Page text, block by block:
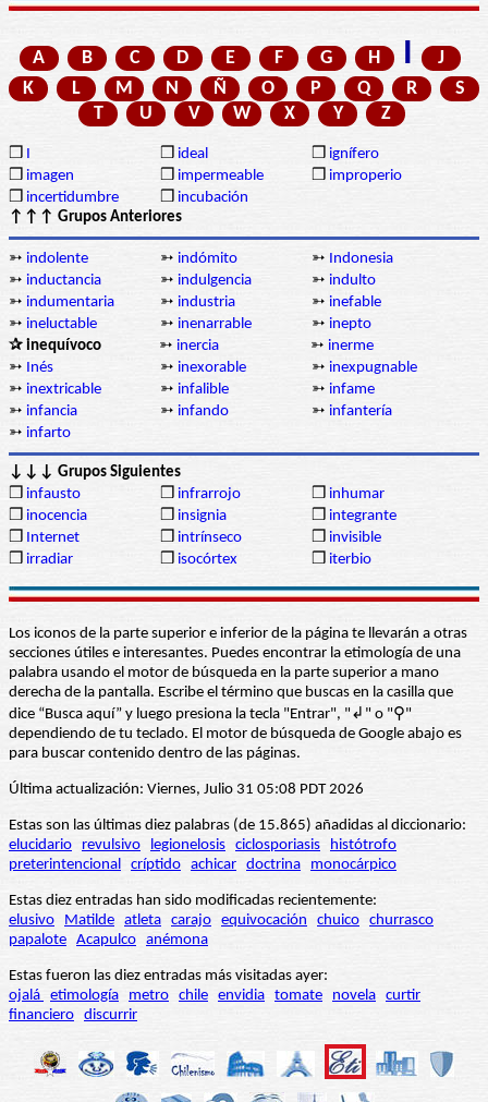
A B C D E F G H I
J
K
L M N Ñ O P Q R
S
T
U V W X Y Z
❒ I ❒ ideal ❒ ignífero
❒ imagen ❒ impermeable ❒ improperio
❒ incertidumbre ❒ incubación
↑↑↑ Grupos Anteriores
➳ indolente ➳ indómito ➳ Indonesia
➳ inductancia ➳ indulgencia ➳ indulto
➳ indumentaria ➳ industria ➳ inefable
➳ ineluctable ➳ inenarrable ➳ inepto
✰ inequívoco
➳ inercia ➳ inerme
➳ Inés ➳ inexorable ➳ inexpugnable
➳ inextricable ➳ infalible ➳ infame
➳ infancia ➳ infando ➳ infantería
➳ infarto
↓↓↓ Grupos Siguientes
❒ infausto ❒ infrarrojo ❒ inhumar
❒ inocencia ❒ insignia ❒ integrante
❒ Internet ❒ intrínseco ❒ invisible
❒ irradiar ❒ isocórtex ❒ iterbio
Los iconos de la parte superior e inferior de la página te llevarán a otras
secciones útiles e interesantes. Puedes encontrar la etimología de una
palabra usando el motor de búsqueda en la parte superior a mano
derecha de la pantalla. Escribe el término que buscas en la casilla que
dice “Busca aquí” y luego presiona la tecla "Entrar", "↲" o "⚲"
dependiendo de tu teclado. El motor de búsqueda de Google abajo es
para buscar contenido dentro de las páginas.
Última actualización: Viernes, Julio 31 05:08 PDT 2026
Estas son las últimas diez palabras (de 15.865) añadidas al diccionario:
elucidario
revulsivo legionelosis ciclosporiasis
histótrofo
preterintencional críptido achicar doctrina monocárpico
Estas diez entradas han sido modificadas recientemente:
elusivo
Matilde atleta carajo equivocación chuico churrasco
papalote Acapulco anémona
Estas fueron las diez entradas más visitadas ayer:
ojalá etimología metro chile envidia tomate novela curtir
financiero discurrir